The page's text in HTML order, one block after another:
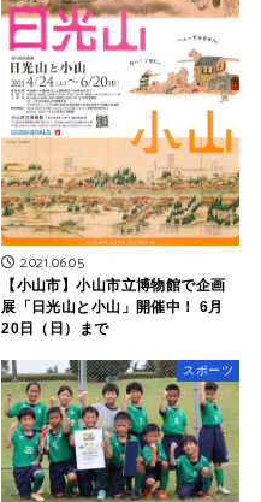
2021.06.05
【小山市】小山市立博物館で企画
展「日光山と小山」開催中！ 6月
20日（日）まで
スポーツ